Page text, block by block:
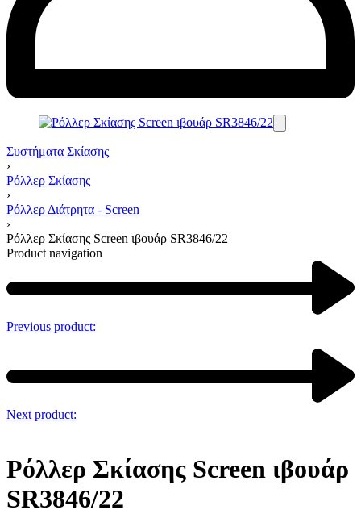
Συστήματα Σκίασης
›
Ρόλλερ Σκίασης
›
Ρόλλερ Διάτρητα - Screen
›
Ρόλλερ Σκίασης Screen ιβουάρ SR3846/22
Product navigation
Previous product:
Next product:
Ρόλλερ Σκίασης Screen ιβουάρ
SR3846/22